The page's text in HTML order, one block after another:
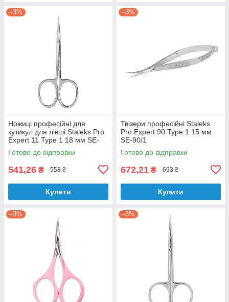
–3%
Ножиці професійні для
кутикул для лівші Staleks Pro
Expert 11 Type 1 18 мм SE-
11/1
Готово до відправки
541,26 ₴ 558 ₴
Купити
–3%
Твізери професійні Staleks
Pro Expert 90 Type 1 15 мм
SE-90/1
Готово до відправки
672,21 ₴ 693 ₴
Купити
–3% –3%